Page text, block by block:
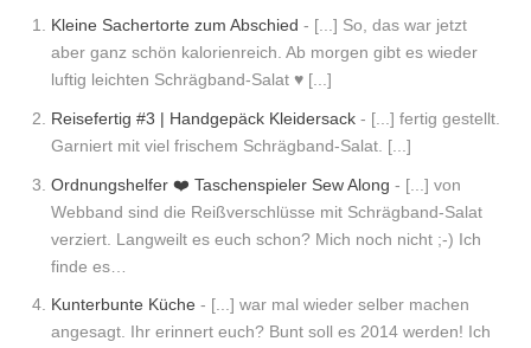
Kleine Sachertorte zum Abschied - [...] So, das war jetzt
aber ganz schön kalorienreich. Ab morgen gibt es wieder
luftig leichten Schrägband-Salat ♥ [...]
Reisefertig #3 | Handgepäck Kleidersack - [...] fertig gestellt.
Garniert mit viel frischem Schrägband-Salat. [...]
Ordnungshelfer ❤️ Taschenspieler Sew Along - [...] von
Webband sind die Reißverschlüsse mit Schrägband-Salat
verziert. Langweilt es euch schon? Mich noch nicht ;-) Ich
finde es…
Kunterbunte Küche - [...] war mal wieder selber machen
angesagt. Ihr erinnert euch? Bunt soll es 2014 werden! Ich